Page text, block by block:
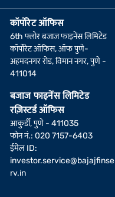
कॉर्पोरेट ऑफिस
6th फ्लोर बजाज फाइनेंस लिमिटेड
कॉर्पोरेट ऑफिस, ऑफ पुणे-
अहमदनगर रोड, विमान नगर, पुणे -
411014
बजाज फाइनेंस लिमिटेड
रज़िस्टर्ड ऑफिस
आकुर्डी, पुणे - 411035
फोन नं.: 020 7157-6403
ईमेल ID:
investor.service@bajajfinse
rv.in